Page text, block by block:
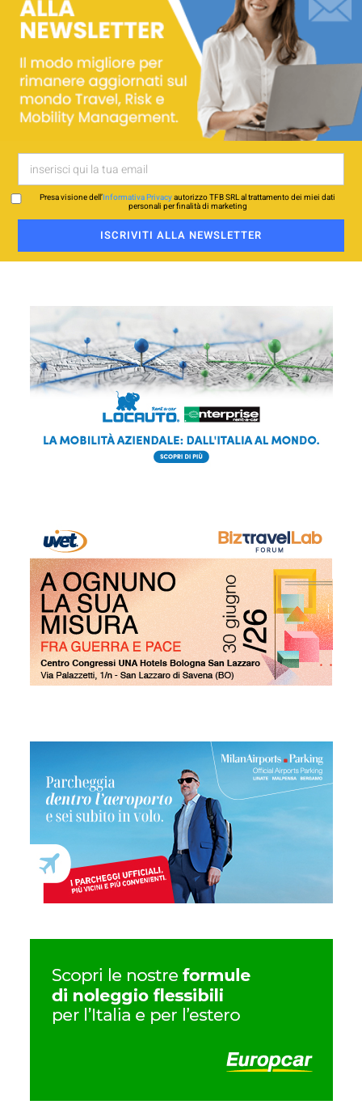
Presa visione dell’Informativa Privacyautorizzo TFB SRL al trattamento dei miei dati
personali per finalità di marketing
ISCRIVITI ALLA NEWSLETTER